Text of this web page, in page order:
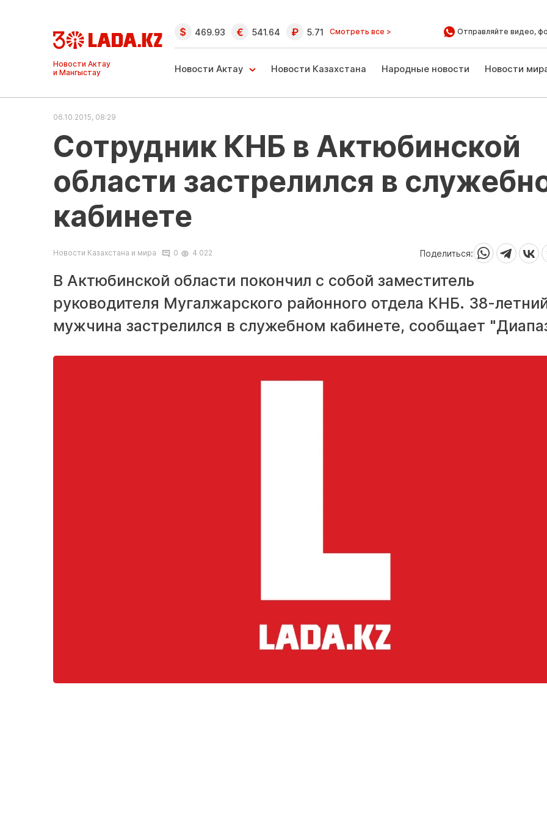
Ақтау және
Манғыстау
жаңалықтары
469.93 541.64 5.71 Смотреть все > Отправляйте видео,
Новости Актау Новости Казахстана Народные новости Новости
06.10.2015, 08:29
Сотрудник КНБ в Актюбинской
области застрелился в
кабинете
Новости Казахстана и мира 0 4 022 Поделиться:
В Актюбинской области покончил с собой заместитель
руководителя Мугалжарского районного отдела КНБ. 38-
мужчина застрелился в служебном кабинете, сообщает